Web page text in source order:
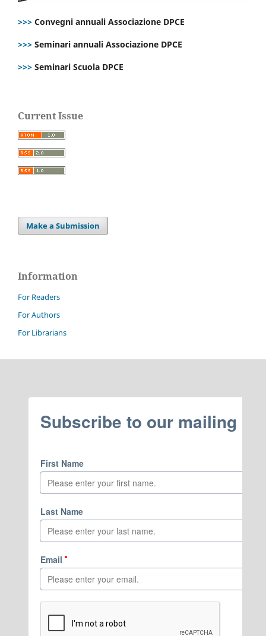
>>> Convegni annuali Associazione DPCE
>>> Seminari annuali Associazione DPCE
>>> Seminari Scuola DPCE
Current Issue
Make a Submission
Information
For Readers
For Authors
For Librarians